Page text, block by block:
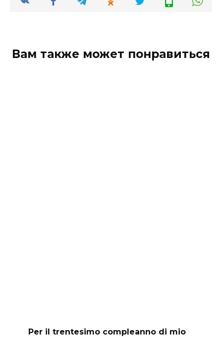
Вам также может понравиться
Per il trentesimo compleanno di mio